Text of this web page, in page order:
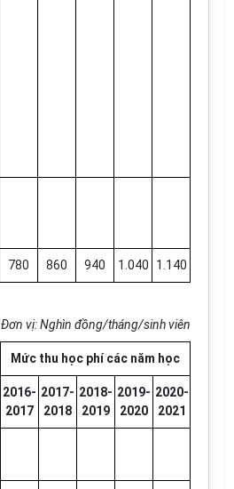
780 860 940 1.040 1.140
Đơn vị: Nghìn đồng/tháng/sinh viên
Mức thu học phí các năm học
2016-
2017
2017-
2018
2018-
2019
2019-
2020
2020-
2021